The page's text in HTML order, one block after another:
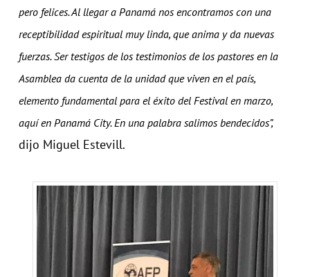
pero felices. Al llegar a Panamá nos encontramos con una
receptibilidad espiritual muy linda, que anima y da nuevas
fuerzas. Ser testigos de los testimonios de los pastores en la
Asamblea da cuenta de la unidad que viven en el país,
elemento fundamental para el éxito del Festival en marzo,
aquí en Panamá City. En una palabra salimos bendecidos”,
dijo Miguel Estevill.